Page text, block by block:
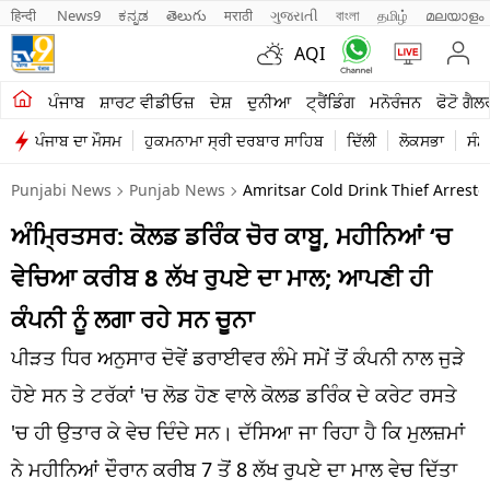
हिन्दी News9 ಕನ್ನಡ తెలుగు मराठी ગુજરાતી বাংলা தமிழ் മലയാളം
AQI
ਪੰਜਾਬ ਸ਼ਾਰਟ ਵੀਡੀਓਜ਼ ਦੇਸ਼ ਦੁਨੀਆ ਟ੍ਰੈਂਡਿੰਗ ਮਨੋਰੰਜਨ ਫੋਟੋ
ਪੰਜਾਬ ਦਾ ਮੌਸਮ ਹੁਕਮਨਾਮਾ ਸ੍ਰੀ ਦਰਬਾਰ ਸਾਹਿਬ ਦਿੱਲੀ ਲੋਕਸਭਾ
ਖੇਤੀਬਾੜੀ
ਸ਼ਾਰਟ ਵੀਡੀਓਜ਼
ਕਾਰੋਬਾਰ
ਕਰਿਅਰ
ਦੇਸ਼
ਲਾਈਫ ਸਟਾਈਲ
ਪੰਜਾਬ
Punjabi News Punjab News Amritsar Cold Drink Thief
ਅੰਮ੍ਰਿਤਸਰ: ਕੋਲਡ ਡਰਿੰਕ ਚੋਰ ਕਾਬੂ, ਮਹੀਨਿਆਂ ‘ਚ
ਵੇਚਿਆ ਕਰੀਬ 8 ਲੱਖ ਰੁਪਏ ਦਾ ਮਾਲ; ਆਪਣੀ ਹੀ
ਕੰਪਨੀ ਨੂੰ ਲਗਾ ਰਹੇ ਸਨ ਚੂਨਾ
ਪੀੜਤ ਧਿਰ ਅਨੁਸਾਰ ਦੋਵੇਂ ਡਰਾਈਵਰ ਲੰਮੇ ਸਮੇਂ ਤੋਂ ਕੰਪਨੀ ਨਾਲ ਜੁੜੇ
ਹੋਏ ਸਨ ਤੇ ਟਰੱਕਾਂ 'ਚ ਲੋਡ ਹੋਣ ਵਾਲੇ ਕੋਲਡ ਡਰਿੰਕ ਦੇ ਕਰੇਟ ਰਸਤੇ
'ਚ ਹੀ ਉਤਾਰ ਕੇ ਵੇਚ ਦਿੰਦੇ ਸਨ। ਦੱਸਿਆ ਜਾ ਰਿਹਾ ਹੈ ਕਿ ਮੁਲਜ਼ਮਾਂ
ਨੇ ਮਹੀਨਿਆਂ ਦੌਰਾਨ ਕਰੀਬ 7 ਤੋਂ 8 ਲੱਖ ਰੁਪਏ ਦਾ ਮਾਲ ਵੇਚ ਦਿੱਤਾ